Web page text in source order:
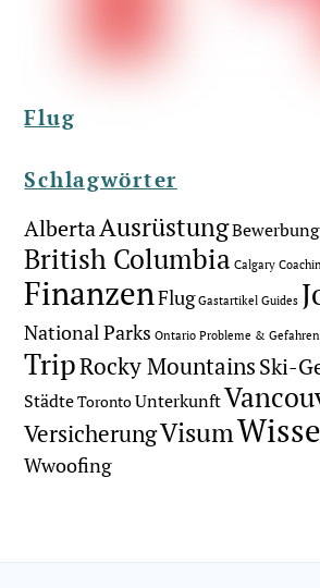
Flug
Schlagwörter
AlbertaAusrüstungBewerbung
British Columbia Calgary
FinanzenFlug Gastartikel Guides
National Parks Ontario Probleme & Gefahren
TripRocky MountainsSki-
StädteTorontoUnterkunft
VersicherungVisum
Wwoofing